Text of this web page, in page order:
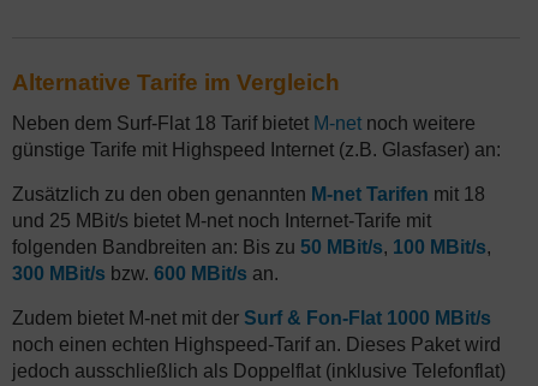
Alternative Tarife im Vergleich
Neben dem Surf-Flat 18 Tarif bietet M-net noch weitere
günstige Tarife mit Highspeed Internet (z.B. Glasfaser) an:
Zusätzlich zu den oben genannten M-net Tarifen mit 18
und 25 MBit/s bietet M-net noch Internet-Tarife mit
folgenden Bandbreiten an: Bis zu 50 MBit/s, 100 MBit/s,
300 MBit/s bzw. 600 MBit/s an.
Zudem bietet M-net mit der Surf & Fon-Flat 1000 MBit/s
noch einen echten Highspeed-Tarif an. Dieses Paket wird
jedoch ausschließlich als Doppelflat (inklusive Telefonflat)